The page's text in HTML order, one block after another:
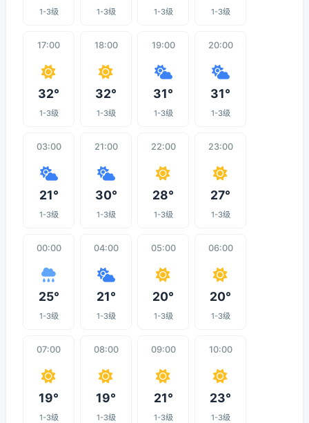
1-3级 1-3级 1-3级 1-3级
17:00
32°
1-3级
18:00
32°
1-3级
19:00
31°
1-3级
20:00
31°
1-3级
03:00
21°
1-3级
21:00
30°
1-3级
22:00
28°
1-3级
23:00
27°
1-3级
00:00
25°
1-3级
04:00
21°
1-3级
05:00
20°
1-3级
06:00
20°
1-3级
07:00
19°
1-3级
08:00
19°
1-3级
09:00
21°
1-3级
10:00
23°
1-3级